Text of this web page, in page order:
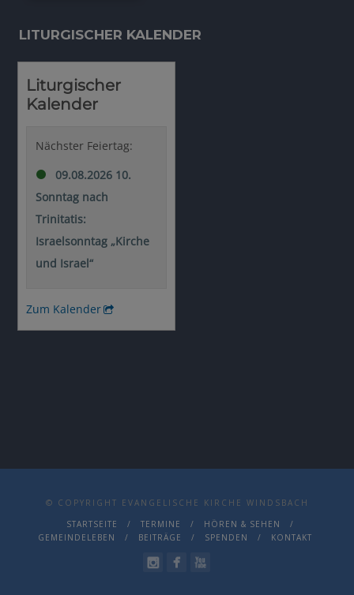
LITURGISCHER KALENDER
© COPYRIGHT EVANGELISCHE KIRCHE WINDSBACH
STARTSEITE
TERMINE
HÖREN & SEHEN
GEMEINDELEBEN
BEITRÄGE SPENDEN KONTAKT